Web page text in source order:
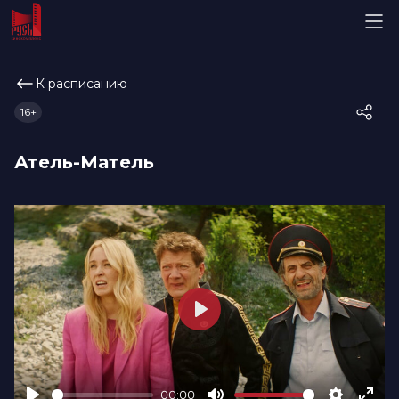
К расписанию
Атель-Матель
16+
00:00
Play